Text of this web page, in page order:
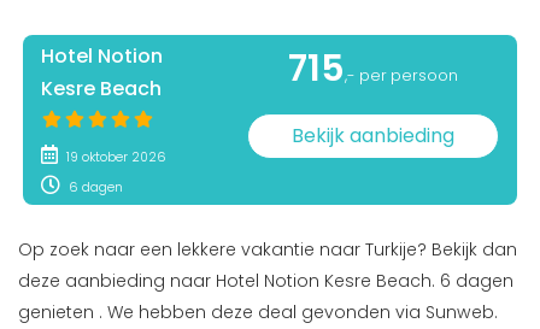
Hotel Notion
Kesre Beach
19 oktober 2026
6 dagen
715,- per persoon
Bekijk aanbieding
Op zoek naar een lekkere vakantie naar Turkije? Bekijk dan
deze aanbieding naar Hotel Notion Kesre Beach. 6 dagen
genieten . We hebben deze deal gevonden via Sunweb.